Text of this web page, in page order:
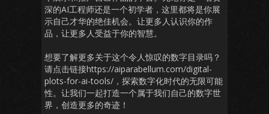
深的AI工程师还是一个初学者，这里都将是你展
示自己才华的绝佳机会。让更多人认识你的作
品，让更多人受益于你的智慧。
想要了解更多关于这个令人惊叹的数字目录吗？
请点击链接https://aiparabellum.com/digital-
plots-for-ai-tools/，探索数字化时代的无限可能
性。让我们一起打造一个属于我们自己的数字世
界，创造更多的奇迹！